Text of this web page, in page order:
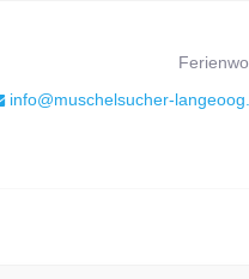
info@muschelsucher-